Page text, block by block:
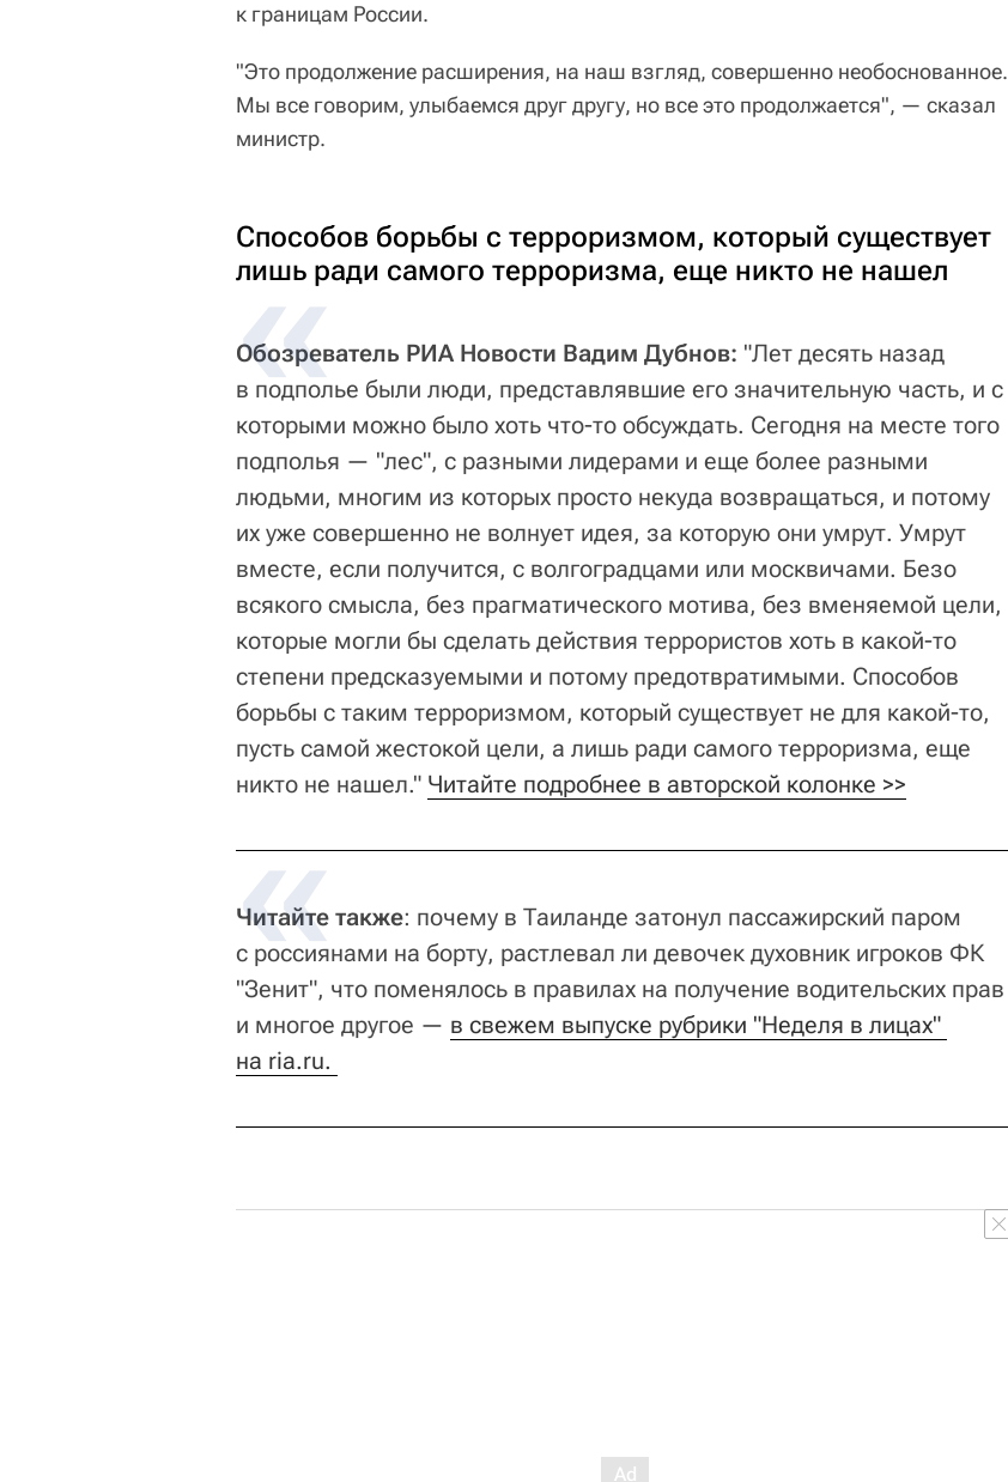
к границам России.
"Это продолжение расширения, на наш взгляд, совершенно необоснованное.
Мы все говорим, улыбаемся друг другу, но все это продолжается", — сказал
министр.
Способов борьбы с терроризмом, который существует
лишь ради самого терроризма, еще никто не нашел
Обозреватель РИА Новости Вадим Дубнов: "Лет десять назад
в подполье были люди, представлявшие его значительную часть, и с
которыми можно было хоть что-то обсуждать. Сегодня на месте того
подполья — "лес", с разными лидерами и еще более разными
людьми, многим из которых просто некуда возвращаться, и потому
их уже совершенно не волнует идея, за которую они умрут. Умрут
вместе, если получится, с волгоградцами или москвичами. Безо
всякого смысла, без прагматического мотива, без вменяемой цели,
которые могли бы сделать действия террористов хоть в какой-то
степени предсказуемыми и потому предотвратимыми. Способов
борьбы с таким терроризмом, который существует не для какой-то,
пусть самой жестокой цели, а лишь ради самого терроризма, еще
никто не нашел." Читайте подробнее в авторской колонке >>
Читайте также: почему в Таиланде затонул пассажирский паром
с россиянами на борту, растлевал ли девочек духовник игроков ФК
"Зенит", что поменялось в правилах на получение водительских прав
и многое другое — в свежем выпуске рубрики "Неделя в лицах"
на ria.ru.